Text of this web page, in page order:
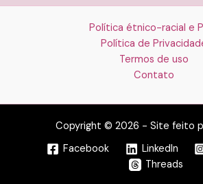
Política étnico-racial e
Política de
Termos de uso
Contato
Copyright © 2026 - Site feito
Facebook
LinkedIn
Threads